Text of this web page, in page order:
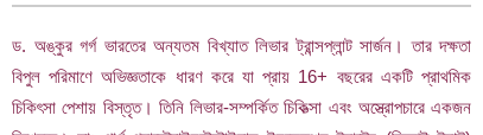
ড. অঙ্কুর গর্গ ভারতের অন্যতম বিখ্যাত লিভার ট্রান্সপ্লান্ট সার্জন। তার দক্ষতা
বিপুল পরিমাণে অভিজ্ঞতাকে ধারণ করে যা প্রায় 16+ বছরের একটি প্রাথমিক
চিকিৎসা পেশায় বিস্তৃত। তিনি লিভার-সম্পর্কিত চিকিত্সা এবং অস্ত্রোপচারে একজন